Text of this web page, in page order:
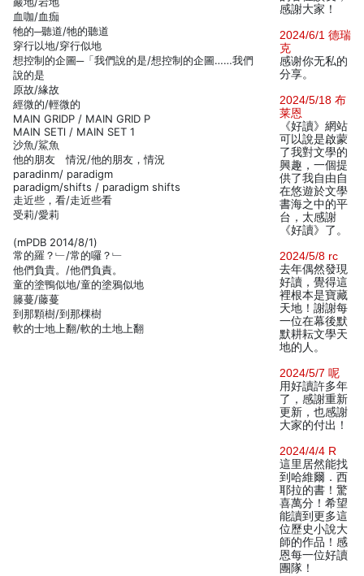
血咖/血痂
牠的─聽道/牠的聽道
穿行以地/穿行似地
想控制的企圖─「我們說的是/想控制的企圖……我們
說的是
原故/緣故
經微的/輕微的
MAIN GRIDP / MAIN GRID P
MAIN SETl / MAIN SET 1
沙魚/鯊魚
他的朋友 情況/他的朋友，情況
paradinm/ paradigm
paradigm/shifts / paradigm shifts
走近些，看/走近些看
受莉/愛莉
(mPDB 2014/8/1)
常的羅？﹂/常的囉？﹂
他們負貴。/他們負責。
童的塗鴨似地/童的塗鴉似地
籐蔓/藤蔓
到那顆樹/到那棵樹
軟的士地上翻/軟的土地上翻
感謝大家！
2024/6/1 德瑞
克
感谢你无私的
分享。
2024/5/18 布
莱恩
《好讀》網站
可以說是啟蒙
了我對文學的
興趣，一個提
供了我自由自
在悠遊於文學
書海之中的平
台，太感謝
《好讀》了。
2024/5/8 rc
去年偶然發現
好讀，覺得這
裡根本是寶藏
天地！謝謝每
一位在幕後默
默耕耘文學天
地的人。
2024/5/7 呢
用好讀許多年
了，感謝重新
更新，也感謝
大家的付出！
2024/4/4 R
這里居然能找
到哈維爾．西
耶拉的書！驚
喜萬分！希望
能讀到更多這
位歷史小說大
師的作品！感
恩每一位好讀
團隊！